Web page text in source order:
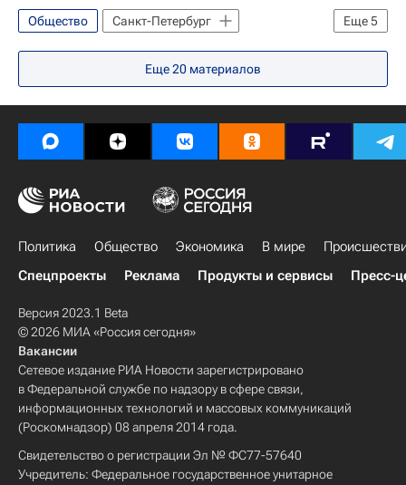
Олег Смолин
Вячеслав Никонов
КПРФ
Единая Россия Россия
Еще5
Общество
Санкт-Петербург
Весь мир
Европа
Северо-Западный ФО
Министерство юстиции РФ (Минюст России)
Россия
Еще20 материалов
Политика Общество Экономика В мире
Спецпроекты
Реклама Продукты и сервисы Пресс-
Версия 2023.1 Beta
© 2026 МИА «Россия сегодня»
Вакансии
Сетевое издание РИА Новости зарегистрировано
в Федеральной службе по надзору в сфере связи,
информационных технологий и массовых коммуникаций
(Роскомнадзор) 08 апреля 2014 года.
Свидетельство о регистрации Эл № ФС77-57640
Учредитель: Федеральное государственное унитарное